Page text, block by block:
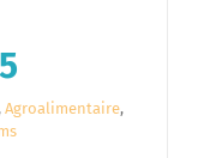
Agroalimentaire,